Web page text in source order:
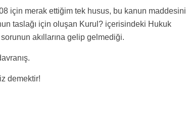
için merak ettiğim tek husus, bu kanun maddesini
taslağı için oluşan Kurul? içerisindeki Hukuk
akıllarına gelip gelmediği.
demektir!